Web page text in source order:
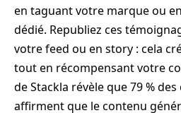
en taguant votre marque ou
dédié. Republiez ces
votre feed ou en story : cela
tout en récompensant votre
de Stackla révèle que 79 %
affirment que le contenu